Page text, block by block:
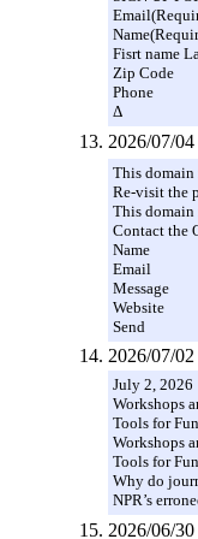
Fisrt name
Zip Code
Phone
Δ
2026/07/
This domain
Re-visit the
This domain
Contact the
Name
Email
Message
Website
Send
2026/07/
July 2, 2026
Workshops
Tools for
Workshops
Tools for
Why do
NPR’s
2026/06/